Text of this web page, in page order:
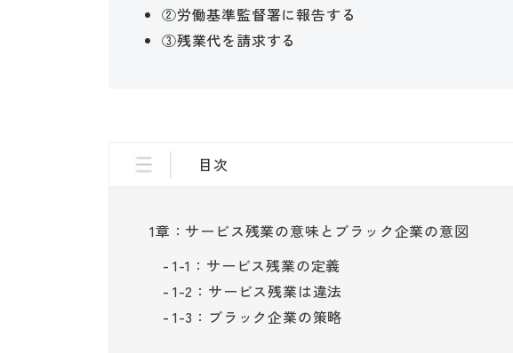
②労働基準監督署に報告する
③残業代を請求する
目次
1章：サービス残業の意味とブラック企業の意図
1-1：サービス残業の定義
1-2：サービス残業は違法
1-3：ブラック企業の策略